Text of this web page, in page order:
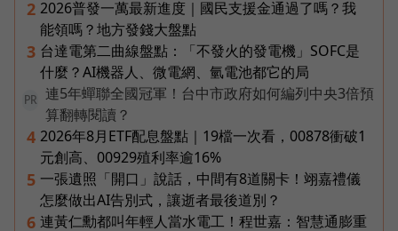
2 2026普發一萬最新進度｜國民支援金通過了嗎？我
能領嗎？地方發錢大盤點
3 台達電第二曲線盤點：「不發火的發電機」SOFC是
什麼？AI機器人、微電網、氫電池都它的局
PR
連5年蟬聯全國冠軍！台中市政府如何編列中央3倍預
算翻轉閱讀？
4 2026年8月ETF配息盤點｜19檔一次看，00878衝破1
元創高、00929殖利率逾16%
5 一張遺照「開口」說話，中間有8道關卡！翊嘉禮儀
怎麼做出AI告別式，讓逝者最後道別？
6 連黃仁勳都叫年輕人當水電工！程世嘉：智慧通膨重